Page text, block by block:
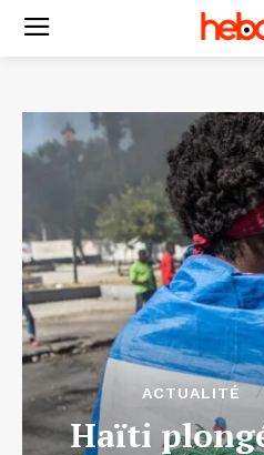
ACTUALITÉ
Haïti